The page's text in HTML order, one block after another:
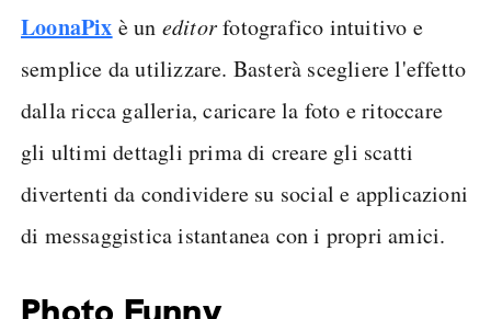
LoonaPix è un editorfotografico intuitivo e
semplice da utilizzare. Basterà scegliere l'effetto
dalla ricca galleria, caricare la foto e ritoccare
gli ultimi dettagli prima di creare gli scatti
divertenti da condividere su social e applicazioni
di messaggistica istantanea con i propri amici.